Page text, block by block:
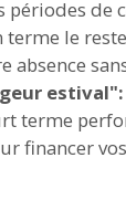
périodes de
terme le
absence
estival":
terme
financer